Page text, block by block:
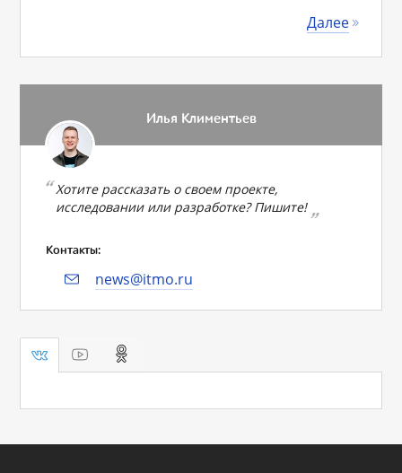
Далее
Илья Климентьев
Хотите рассказать о своем проекте,
исследовании или разработке? Пишите!
Контакты:
news@itmo.ru